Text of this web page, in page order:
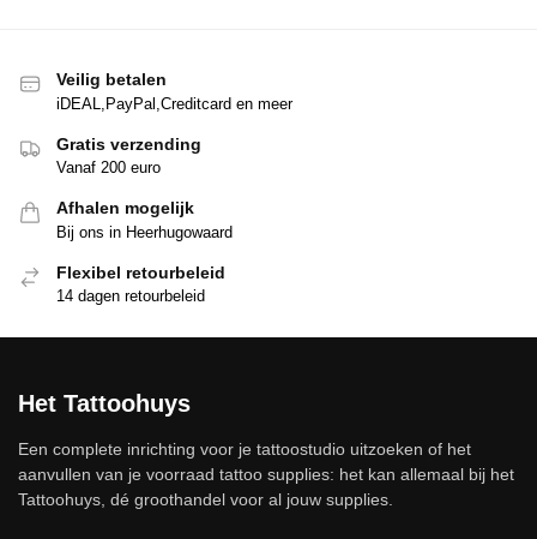
Veilig betalen
iDEAL,PayPal,Creditcard en meer
Gratis verzending
Vanaf 200 euro
Afhalen mogelijk
Bij ons in Heerhugowaard
Flexibel retourbeleid
14 dagen retourbeleid
Het Tattoohuys
Een complete inrichting voor je tattoostudio uitzoeken of het
aanvullen van je voorraad tattoo supplies: het kan allemaal bij het
Tattoohuys, dé groothandel voor al jouw supplies.